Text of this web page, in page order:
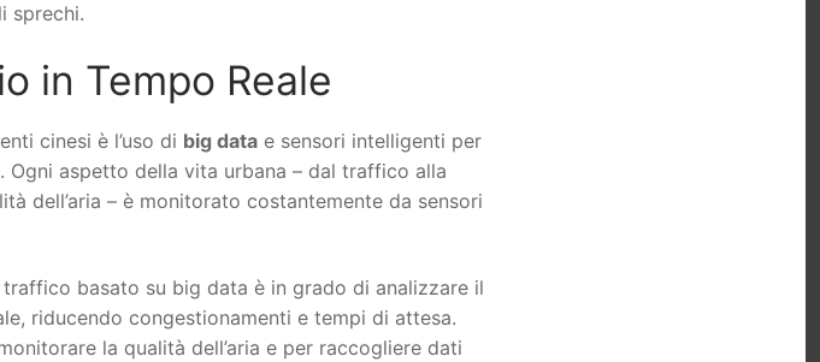
sprechi.
in Tempo Reale
cinesi è l’uso di big datae sensori intelligenti per
aspetto della vita urbana – dal traffico alla
dell’aria – è monitorato costantemente da sensori
basato su big data è in grado di analizzare il
riducendo congestionamenti e tempi di attesa.
la qualità dell’aria e per raccogliere dati